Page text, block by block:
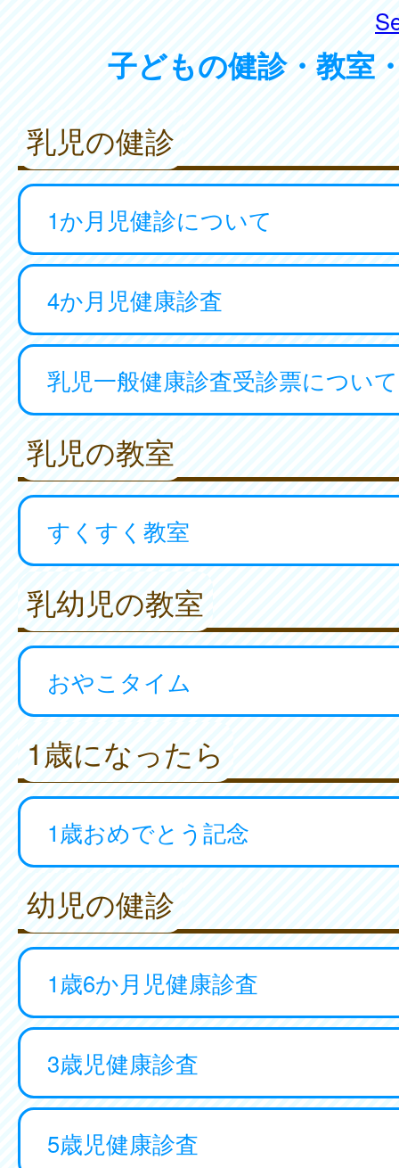
子どもの健診・教室
乳児の健診
1か月児健診について
4か月児健康診査
乳児一般健康診査受診票について
乳児の教室
すくすく教室
乳幼児の教室
おやこタイム
1歳になったら
1歳おめでとう記念
幼児の健診
1歳6か月児健康診査
3歳児健康診査
5歳児健康診査